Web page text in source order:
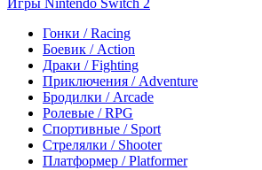
Игры Nintendo Switch 2
Гонки / Racing
Боевик / Action
Драки / Fighting
Приключения / Adventure
Бродилки / Arcade
Ролевые / RPG
Спортивные / Sport
Стрелялки / Shooter
Платформер / Platformer